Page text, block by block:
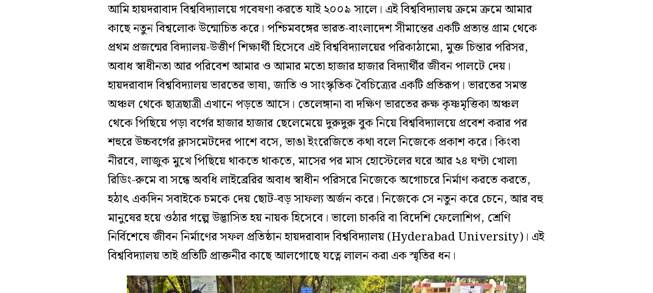
আমি হায়দরাবাদ বিশ্ববিদ্যালয়ে গবেষণা করতে যাই ২০০৯ সালে। এই বিশ্ববিদ্যালয় ক্রমে ক্রমে আমার
কাছে নতুন বিশ্বলোক উন্মোচিত করে। পশ্চিমবঙ্গের ভারত-বাংলাদেশ সীমান্তের একটি প্রত্যন্ত গ্রাম থেকে
প্রথম প্রজন্মের বিদ্যালয়-উত্তীর্ণ শিক্ষার্থী হিসেবে এই বিশ্ববিদ্যালয়ের পরিকাঠামো, মুক্ত চিন্তার পরিসর,
অবাধ স্বাধীনতা আর পরিবেশ আমার ও আমার মতো হাজার হাজার বিদ্যার্থীর জীবন পালটে দেয়।
হায়দরাবাদ বিশ্ববিদ্যালয় ভারতের ভাষা, জাতি ও সাংস্কৃতিক বৈচিত্র্যের একটি প্রতিরূপ। ভারতের সমস্ত
অঞ্চল থেকে ছাত্রছাত্রী এখানে পড়তে আসে। তেলেঙ্গানা বা দক্ষিণ ভারতের রুক্ষ কৃষ্ণমৃত্তিকা অঞ্চল
থেকে পিছিয়ে পড়া বর্গের হাজার হাজার ছেলেমেয়ে দুরুদুরু বুক নিয়ে বিশ্ববিদ্যালয়ে প্রবেশ করার পর
শহুরে উচ্চবর্গের ক্লাসমেটদের পাশে বসে, ভাঙা ইংরেজিতে কথা বলে নিজেকে প্রকাশ করে। কিংবা
নীরবে, লাজুক মুখে পিছিয়ে থাকতে থাকতে, মাসের পর মাস হোস্টেলের ঘরে আর ২৪ ঘণ্টা খোলা
রিডিং-রুমে বা সন্ধে অবধি লাইব্রেরির অবাধ স্বাধীন পরিসরে নিজেকে অগোচরে নির্মাণ করতে করতে,
হঠাৎ একদিন সবাইকে চমকে দেয় ছোট-বড় সাফল্য অর্জন করে। নিজেকে সে নতুন করে চেনে, আর বহু
মানুষের হয়ে ওঠার গল্পে উদ্ভাসিত হয় নায়ক হিসেবে। ভালো চাকরি বা বিদেশি ফেলোশিপ, শ্রেণি
নির্বিশেষে জীবন নির্মাণের সফল প্রতিষ্ঠান হায়দরাবাদ বিশ্ববিদ্যালয় (Hyderabad University)। এই
বিশ্ববিদ্যালয় তাই প্রতিটি প্রাক্তনীর কাছে আলগোছে যত্নে লালন করা এক স্মৃতির ধন।